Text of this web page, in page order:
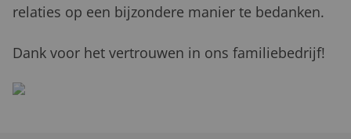
relaties op een bijzondere manier te bedanken.
Dank voor het vertrouwen in ons familiebedrijf!